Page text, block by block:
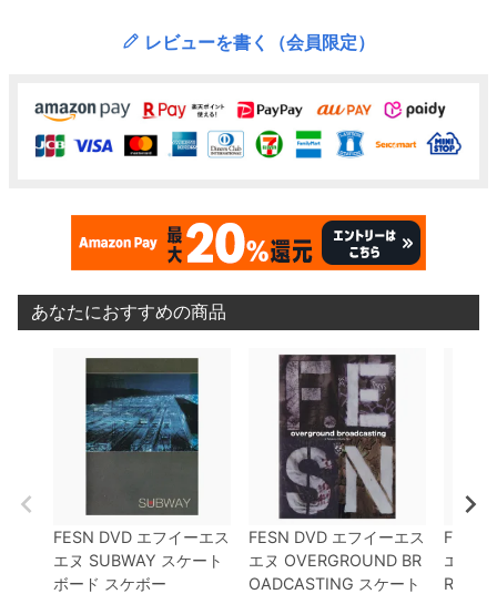
レビューを書く（会員限定）
あなたにおすすめの商品
FESN DVD エフイーエス
エヌ SUBWAY スケート
ボード スケボー
FESN DVD エフイーエス
エヌ OVERGROUND BR
OADCASTING スケート
FESN
エヌ